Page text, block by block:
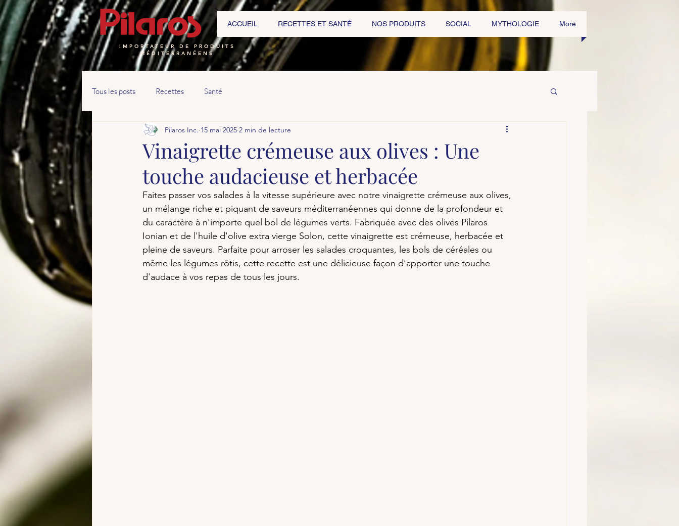
ACCUEIL RECETTES ET SANTÉ NOS PRODUITS SOCIAL MYTHOLOGIE More
IMPORTATEUR DE PRODUITS
MÉDITERRANÉENS
Tous les posts Recettes Santé
Vinaigrette crémeuse aux olives : Une
touche audacieuse et herbacée
Pilaros Inc. 15 mai 2025 2 min de lecture
Faites passer vos salades à la vitesse supérieure avec notre vinaigrette crémeuse aux olives,
un mélange riche et piquant de saveurs méditerranéennes qui donne de la profondeur et
du caractère à n'importe quel bol de légumes verts. Fabriquée avec des olives Pilaros
Ionian et de l'huile d'olive extra vierge Solon, cette vinaigrette est crémeuse, herbacée et
pleine de saveurs. Parfaite pour arroser les salades croquantes, les bols de céréales ou
même les légumes rôtis, cette recette est une délicieuse façon d'apporter une touche
d'audace à vos repas de tous les jours.